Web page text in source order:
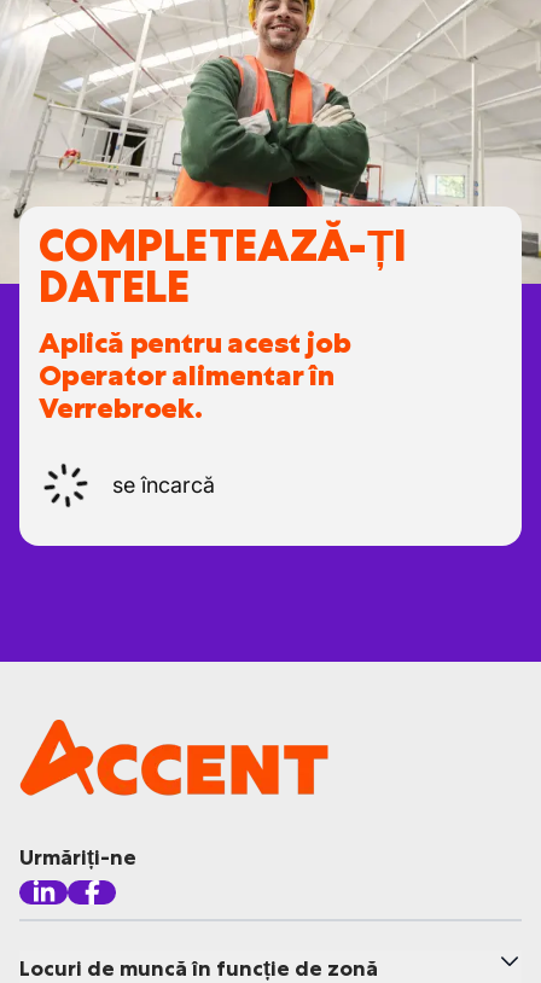
COMPLETEAZĂ-ȚI
DATELE
Aplică pentru acest job
Operator alimentar în
Verrebroek.
se încarcă
Urmăriți-ne
Locuri de muncă în funcție de zonă